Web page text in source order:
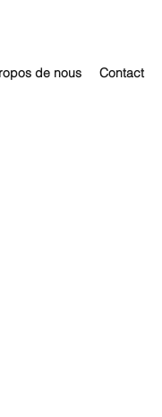
de nous Contact